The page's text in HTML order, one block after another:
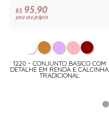
R$95,90
para uso próprio
1220 - CONJUNTO BASICO COM
DETALHE EM RENDA E CALCINHA
TRADICIONAL